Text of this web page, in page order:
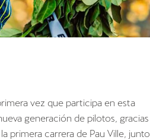
vez que participa en esta
generación de pilotos, gracias
primera carrera de Pau Ville, junto